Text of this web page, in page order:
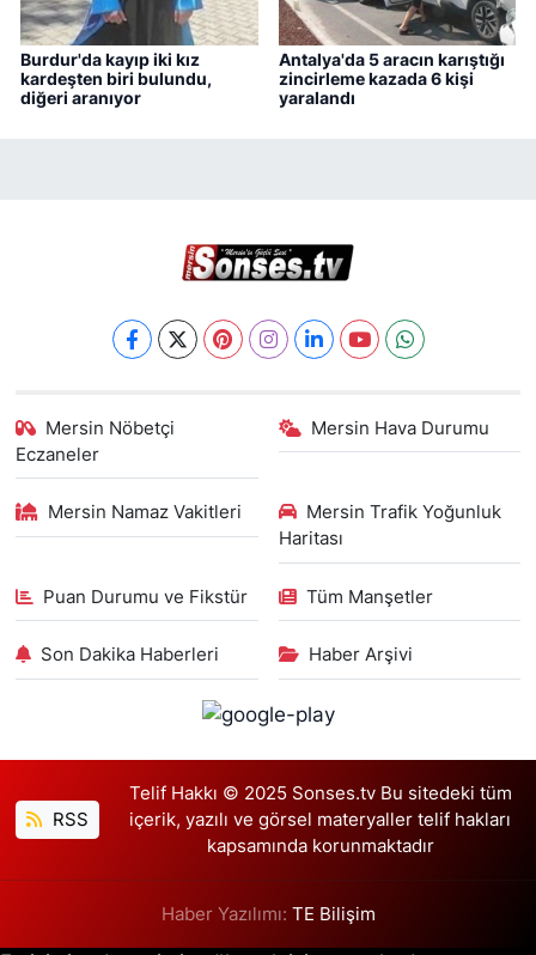
Burdur'da kayıp iki kız
kardeşten biri bulundu,
diğeri aranıyor
Antalya'da 5 aracın karıştığı
zincirleme kazada 6 kişi
yaralandı
Mersin Nöbetçi
Eczaneler
Mersin Hava Durumu
Mersin Namaz Vakitleri
Mersin Trafik Yoğunluk
Haritası
Puan Durumu ve Fikstür Tüm Manşetler
Son Dakika Haberleri Haber Arşivi
RSS
Telif Hakkı © 2025 Sonses.tv Bu sitedeki tüm
içerik, yazılı ve görsel materyaller telif hakları
kapsamında korunmaktadır
Haber Yazılımı: TE Bilişim